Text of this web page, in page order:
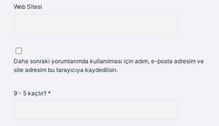
Web Sitesi
Daha sonraki yorumlarımda kullanılması için adım, e-posta adresim ve
site adresim bu tarayıcıya kaydedilsin.
9 - 5 kaçtır? *